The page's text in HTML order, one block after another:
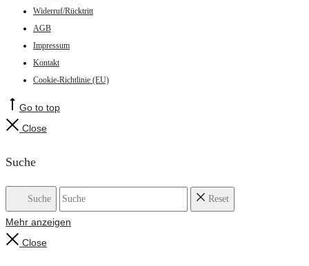
Widerruf/Rücktritt
AGB
Impressum
Kontakt
Cookie-Richtlinie (EU)
Go to top
Close
Suche
Suche Reset
Mehr anzeigen
Close